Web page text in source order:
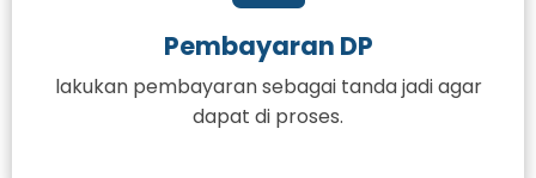
Pembayaran DP
lakukan pembayaran sebagai tanda jadi agar
dapat di proses.